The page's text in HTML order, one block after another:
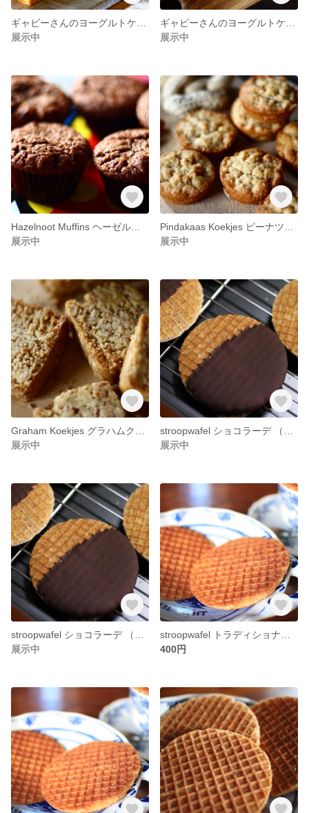
展示中
展示中
展示中
展示中
展示中
展示中
展示中
400円